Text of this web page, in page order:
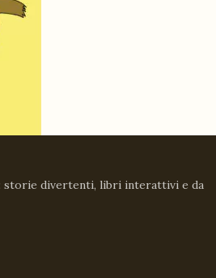
storie divertenti, libri interattivi e da